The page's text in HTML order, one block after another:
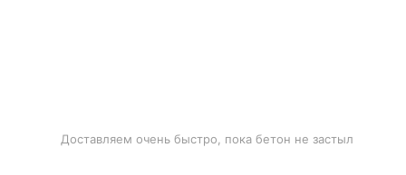
Доставляем очень быстро, пока бетон не застыл